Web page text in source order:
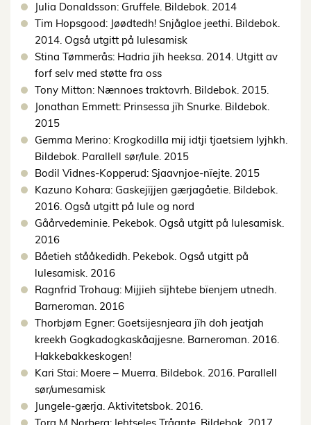
Julia Donaldsson: Gruffele. Bildebok. 2014
Tim Hopsgood: Jøødtedh! Snjågloe jeethi. Bildebok.
2014. Også utgitt på lulesamisk
Stina Tømmerås: Hadria jïh heeksa. 2014. Utgitt av
forf selv med støtte fra oss
Tony Mitton: Nænnoes traktovrh. Bildebok. 2015.
Jonathan Emmett: Prinsessa jïh Snurke. Bildebok.
2015
Gemma Merino: Krogkodilla mij idtji tjaetsiem lyjhkh.
Bildebok. Parallell sør/lule. 2015
Bodil Vidnes-Kopperud: Sjaavnjoe-nïejte. 2015
Kazuno Kohara: Gaskejïjjen gærjagåetie. Bildebok.
2016. Også utgitt på lule og nord
Gåårvedeminie. Pekebok. Også utgitt på lulesamisk.
2016
Båetieh stååkedidh. Pekebok. Også utgitt på
lulesamisk. 2016
Ragnfrid Trohaug: Mijjieh sïjhtebe bïenjem utnedh.
Barneroman. 2016
Thorbjørn Egner: Goetsijesnjeara jïh doh jeatjah
kreekh Gogkadogkaskåajjesne. Barneroman. 2016.
Hakkebakkeskogen!
Kari Stai: Moere – Muerra. Bildebok. 2016. Parallell
sør/umesamisk
Jungele-gærja. Aktivitetsbok. 2016.